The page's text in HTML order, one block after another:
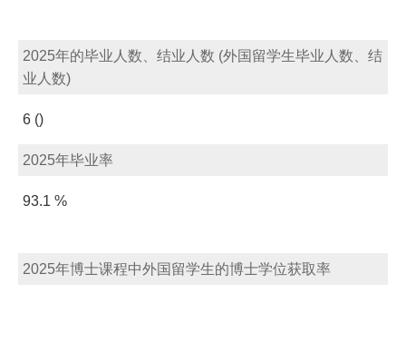
2025年的毕业人数、结业人数 (外国留学生毕业人数、结
业人数)
6 ()
2025年毕业率
93.1 %
2025年博士课程中外国留学生的博士学位获取率